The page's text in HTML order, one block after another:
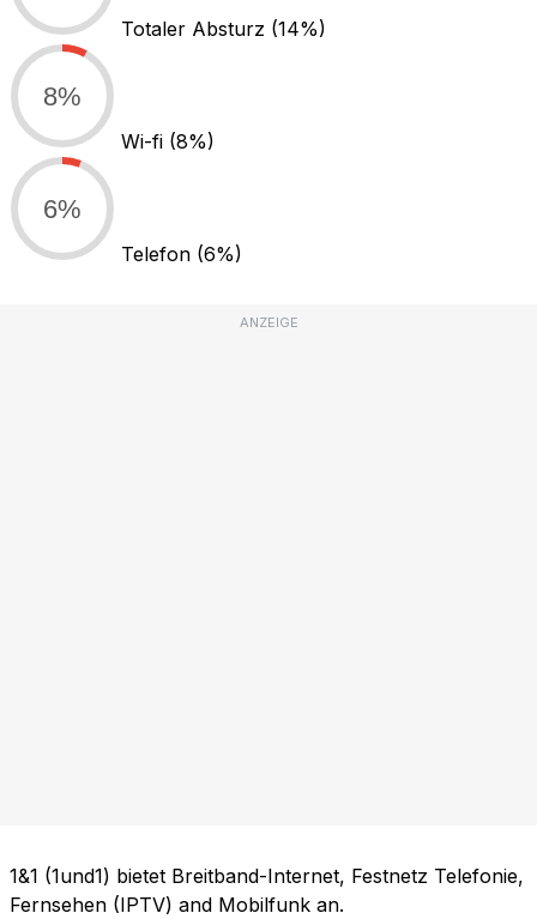
Totaler Absturz (14%)
8%
Wi-fi (8%)
6%
Telefon (6%)
ANZEIGE
1&1 (1und1) bietet Breitband-Internet, Festnetz Telefonie,
Fernsehen (IPTV) and Mobilfunk an.